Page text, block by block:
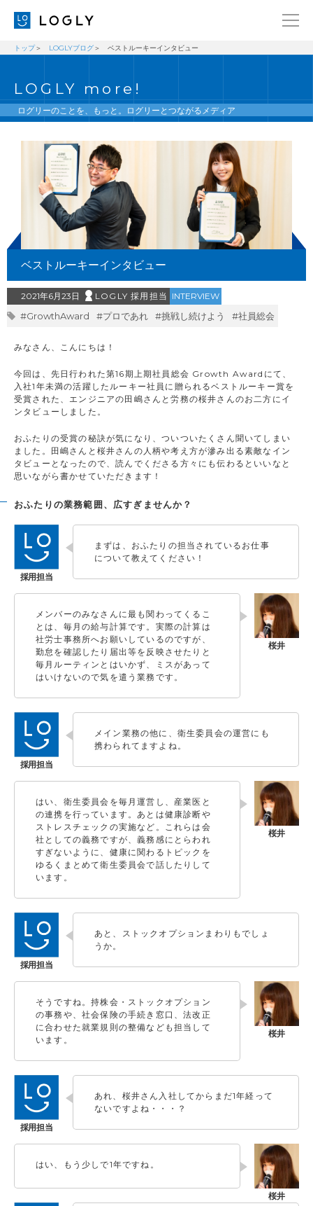
日本語
経営理念
メッセージ
ニュース
ブログ
事業内容
IR
お問い合わせ
トップ LOGLYブログ ベストルーキーインタビュー
LOGLY more!
ログリーのことを、もっと。ログリーとつながるメディア
ベストルーキーインタビュー
2021年6月23日 LOGLY 採用担当 INTERVIEW
#GrowthAward #プロであれ #挑戦し続けよう #社員総会
みなさん、こんにちは！
今回は、先日行われた第16期上期社員総会 Growth Awardにて、
入社1年未満の活躍したルーキー社員に贈られるベストルーキー賞を
受賞された、エンジニアの田嶋さんと労務の桜井さんのお二方にイ
ンタビューしました。
おふたりの受賞の秘訣が気になり、ついついたくさん聞いてしまい
ました。田嶋さんと桜井さんの人柄や考え方が滲み出る素敵なイン
タビューとなったので、読んでくださる方々にも伝わるといいなと
思いながら書かせていただきます！
おふたりの業務範囲、広すぎませんか？
まずは、おふたりの担当されているお仕事
について教えてください！
メンバーのみなさんに最も関わってくるこ
とは、毎月の給与計算です。実際の計算は
社労士事務所へお願いしているのですが、
勤怠を確認したり届出等を反映させたりと
毎月ルーティンとはいかず、ミスがあって
はいけないので気を遣う業務です。
メイン業務の他に、衛生委員会の運営にも
携わられてますよね。
はい、衛生委員会を毎月運営し、産業医と
の連携を行っています。あとは健康診断や
ストレスチェックの実施など。これらは会
社としての義務ですが、義務感にとらわれ
すぎないように、健康に関わるトピックを
ゆるくまとめて衛生委員会で話したりして
います。
あと、ストックオプションまわりもでしょ
うか。
そうですね。持株会・ストックオプション
の事務や、社会保険の手続き窓口、法改正
に合わせた就業規則の整備なども担当して
います。
あれ、桜井さん入社してからまだ1年経って
ないですよね・・・？
はい、もう少しで1年ですね。